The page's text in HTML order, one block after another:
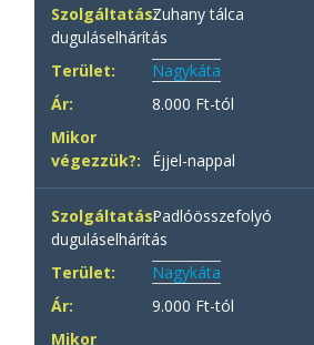
Zuhany tálca
duguláselhárítás
Nagykáta
8.000 Ft-tól
Éjjel-nappal
Padlóösszefolyó
duguláselhárítás
Nagykáta
9.000 Ft-tól